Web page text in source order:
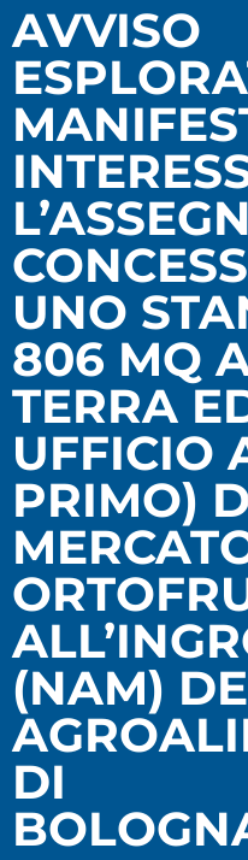
AVVISO
UNO
806 MQ
TERRA
UFFICIO
PRIMO)
(NAM)
DI